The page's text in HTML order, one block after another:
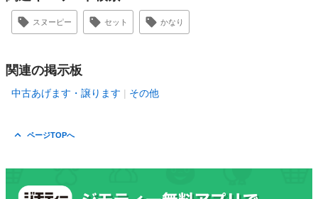
スヌーピー セット かなり
関連の掲示板
中古あげます・譲ります その他
ページTOPへ